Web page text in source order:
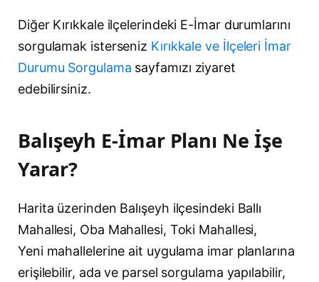
Diğer Kırıkkale ilçelerindeki E-İmar durumlarını
sorgulamak isterseniz Kırıkkale ve İlçeleri İmar
Durumu Sorgulama sayfamızı ziyaret
edebilirsiniz.
Balışeyh E-İmar Planı Ne İşe
Yarar?
Harita üzerinden Balışeyh ilçesindeki Ballı
Mahallesi, Oba Mahallesi, Toki Mahallesi,
Yeni mahallelerine ait uygulama imar planlarına
erişilebilir, ada ve parsel sorgulama yapılabilir,